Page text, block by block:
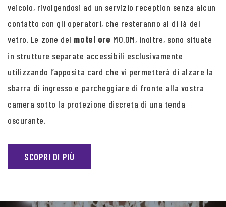
veicolo, rivolgendosi ad un servizio reception senza alcun
contatto con gli operatori, che resteranno al di là del
vetro. Le zone del motel ore MO.OM, inoltre, sono situate
in strutture separate accessibili esclusivamente
utilizzando l’apposita card che vi permetterà di alzare la
sbarra di ingresso e parcheggiare di fronte alla vostra
camera sotto la protezione discreta di una tenda
oscurante.
SCOPRI DI PIÙ